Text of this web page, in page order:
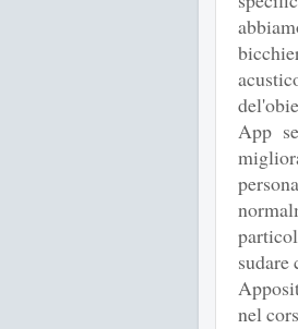
App
sudare
nel